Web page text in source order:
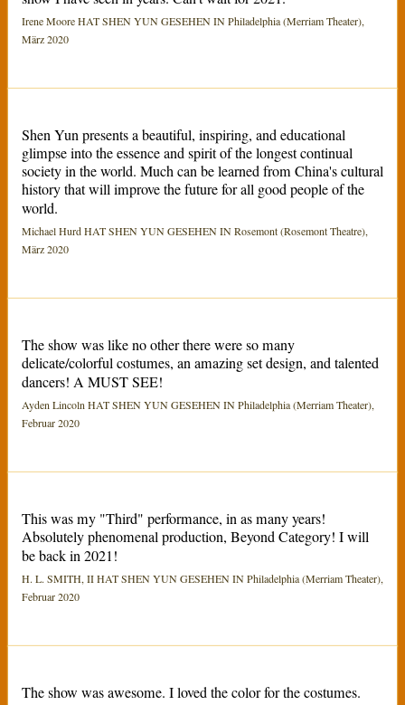
Irene Moore HAT SHEN YUN GESEHEN IN Philadelphia (Merriam Theater),
März 2020
Shen Yun presents a beautiful, inspiring, and educational
glimpse into the essence and spirit of the longest continual
society in the world. Much can be learned from China's cultural
history that will improve the future for all good people of the
world.
Michael Hurd HAT SHEN YUN GESEHEN IN Rosemont (Rosemont Theatre),
März 2020
The show was like no other there were so many
delicate/colorful costumes, an amazing set design, and talented
dancers! A MUST SEE!
Ayden Lincoln HAT SHEN YUN GESEHEN IN Philadelphia (Merriam Theater),
Februar 2020
This was my "Third" performance, in as many years!
Absolutely phenomenal production, Beyond Category! I will
be back in 2021!
H. L. SMITH, II HAT SHEN YUN GESEHEN IN Philadelphia (Merriam Theater),
Februar 2020
The show was awesome. I loved the color for the costumes.